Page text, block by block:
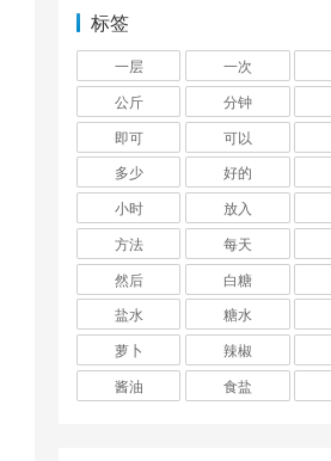
标签
一层 一次
公斤
分钟
即可
可以
多少
好的
小时
放入
方法
每天
然后
白糖
盐水
糖水
萝卜
辣椒
酱油
食盐